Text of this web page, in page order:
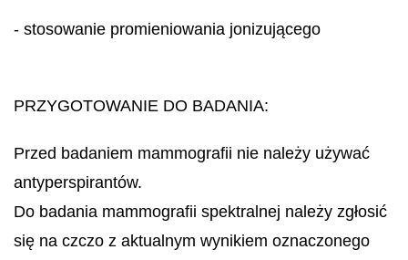
- stosowanie promieniowania jonizującego
PRZYGOTOWANIE DO BADANIA:
Przed badaniem mammografii nie należy używać
antyperspirantów.
Do badania mammografii spektralnej należy zgłosić
się na czczo z aktualnym wynikiem oznaczonego